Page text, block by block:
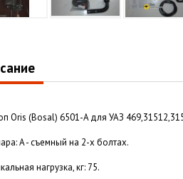
Oris (Bosal) 6501-A для УАЗ
A - съемный на 2-х болтах.
нагрузка, кг: 75.